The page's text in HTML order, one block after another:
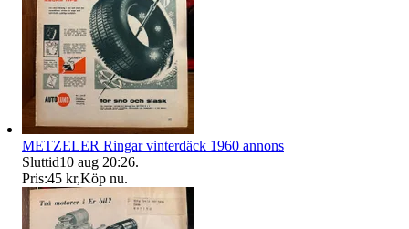
METZELER Ringar vinterdäck 1960 annons
Sluttid10 aug 20:26.
Pris:45 kr,Köp nu.